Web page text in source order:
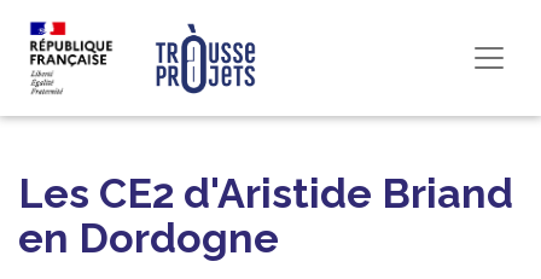
Les CE2 d'Aristide Briand
en Dordogne